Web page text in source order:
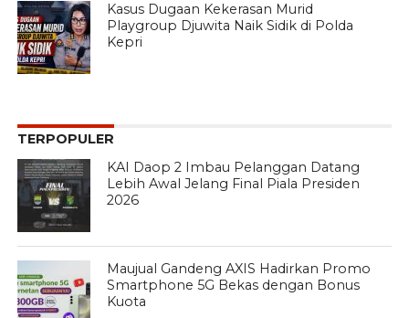
Kasus Dugaan Kekerasan Murid
Playgroup Djuwita Naik Sidik di Polda
Kepri
TERPOPULER
KAI Daop 2 Imbau Pelanggan Datang
Lebih Awal Jelang Final Piala Presiden
2026
Maujual Gandeng AXIS Hadirkan Promo
Smartphone 5G Bekas dengan Bonus
Kuota